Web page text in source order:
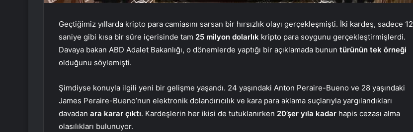
Geçtiğimiz yıllarda kripto para camiasını sarsan bir hırsızlık olayı gerçekleşmişti. İki kardeş, sadece 12
saniye gibi kısa bir süre içerisinde tam 25 milyon dolarlık kripto para soygunu gerçekleştirmişlerdi.
Davaya bakan ABD Adalet Bakanlığı, o dönemlerde yaptığı bir açıklamada bunun türünün tek örneği
olduğunu söylemişti.
Şimdiyse konuyla ilgili yeni bir gelişme yaşandı. 24 yaşındaki Anton Peraire-Bueno ve 28 yaşındaki
James Peraire-Bueno’nun elektronik dolandırıcılık ve kara para aklama suçlarıyla yargılandıkları
davadan ara karar çıktı. Kardeşlerin her ikisi de tutuklanırken 20’şer yıla kadar hapis cezası alma
olasılıkları bulunuyor.